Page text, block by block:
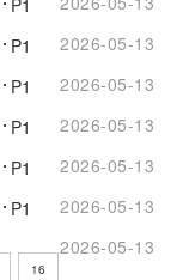
P1
2026-05-13
P1
2026-05-13
P1
2026-05-13
P1
2026-05-13
P1
2026-05-13
P1
2026-05-13
16